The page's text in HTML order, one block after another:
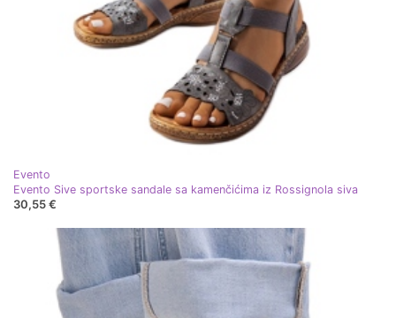
Evento
Evento Sive sportske sandale sa kamenčićima iz Rossignola siva
30,55 €